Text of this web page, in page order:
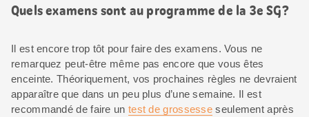
Quels examens sont au programme de la 3e SG?
Il est encore trop tôt pour faire des examens. Vous ne
remarquez peut-être même pas encore que vous êtes
enceinte. Théoriquement, vos prochaines règles ne devraient
apparaître que dans un peu plus d’une semaine. Il est
recommandé de faire un test de grossesse seulement après